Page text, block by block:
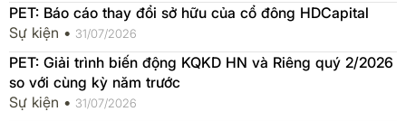
PET: Báo cáo thay đổi sở hữu của cổ đông HDCapital
Sự kiện • 31/07/2026
PET: Giải trình biến động KQKD HN và Riêng quý 2/2026
so với cùng kỳ năm trước
Sự kiện • 31/07/2026